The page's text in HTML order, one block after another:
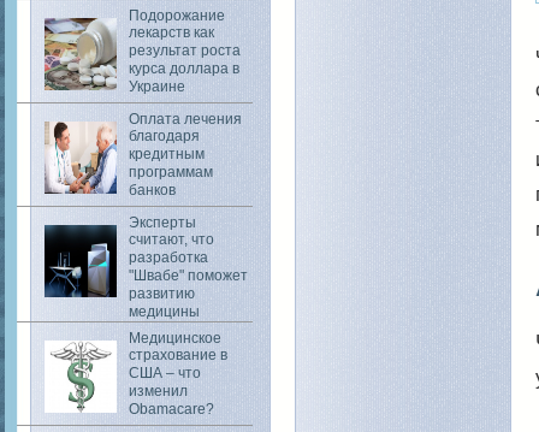
Подорожание
лекарств как
результат роста
курса доллара в
Украине
Оплата лечения
благодаря
кредитным
программам
банков
Эксперты
считают, что
разработка
"Швабе" поможет
развитию
медицины
Медицинское
страхование в
США – что
изменил
Obamacare?